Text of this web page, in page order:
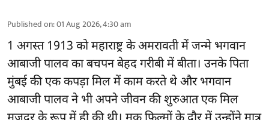
Published on:01 Aug 2026, 4:30 am
1 अगस्त 1913 को महाराष्ट्र के अमरावती में जन्मे भगवान
आबाजी पालव का बचपन बेहद गरीबी में बीता। उनके पिता
मुंबई की एक कपड़ा मिल में काम करते थे और भगवान
आबाजी पालव ने भी अपने जीवन की शुरुआत एक मिल